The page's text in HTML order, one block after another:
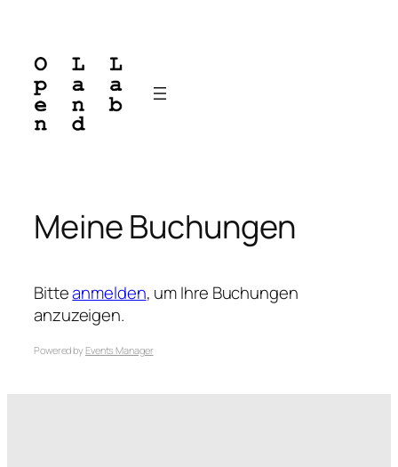
springen
Meine Buchungen
Bitteanmelden, um Ihre Buchungen
anzuzeigen.
Powered byEvents Manager